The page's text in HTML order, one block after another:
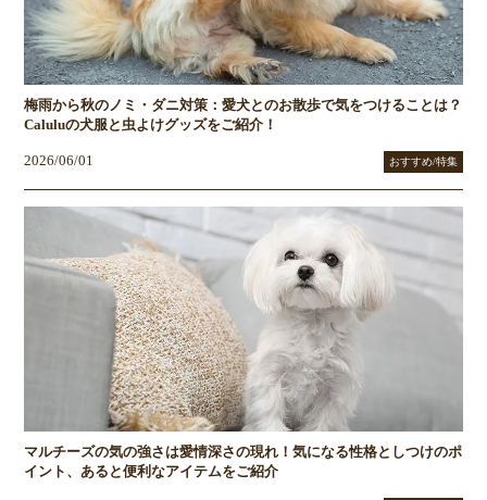
梅雨から秋のノミ・ダニ対策：愛犬とのお散歩で気をつけることは？
Caluluの犬服と虫よけグッズをご紹介！
2026/06/01 おすすめ/特集
マルチーズの気の強さは愛情深さの現れ！気になる性格としつけのポ
イント、あると便利なアイテムをご紹介